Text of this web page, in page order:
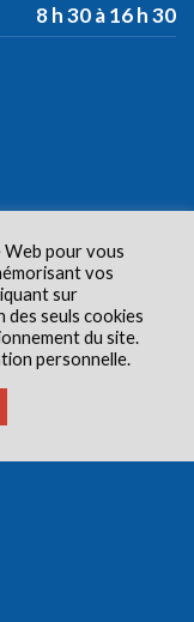
8 h 30 à 16 h 30
communautaire
pour vous
vos
sur
des seuls cookies
du site.
personnelle.